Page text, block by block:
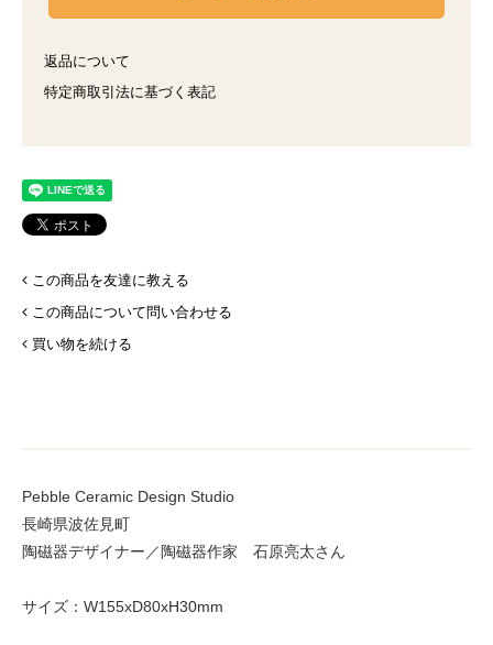
返品について
特定商取引法に基づく表記
この商品を友達に教える
この商品について問い合わせる
買い物を続ける
Pebble Ceramic Design Studio
長崎県波佐見町
陶磁器デザイナー／陶磁器作家 石原亮太さん
サイズ：W155xD80xH30mm